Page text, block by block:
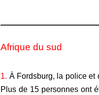
Afrique du sud
1. À Fordsburg, la police et
Plus de 15 personnes ont